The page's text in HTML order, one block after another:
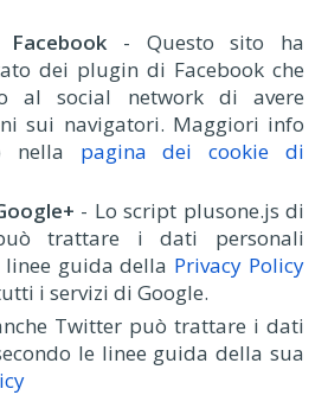
- Questo sito ha
dei plugin di Facebook che
al social network di avere
sui navigatori. Maggiori info
nella pagina dei cookie di
- Lo script plusone.js di
trattare i dati personali
linee guida della Privacy Policy
i servizi di Google.
Twitter può trattare i dati
le linee guida della sua